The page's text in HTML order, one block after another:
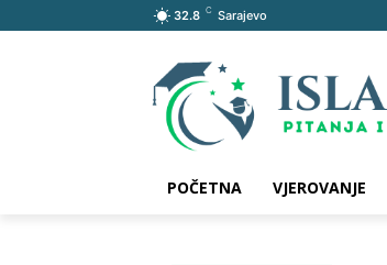
32.8 C Sarajevo
POČETNA VJEROVANJE